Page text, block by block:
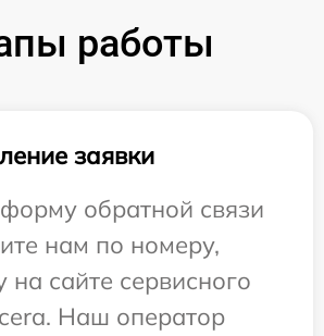
работы
заявки
обратной связи
нам по номеру,
на сайте сервисного
Наш оператор